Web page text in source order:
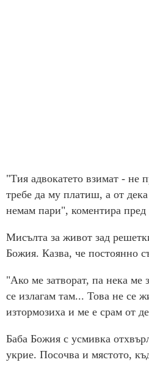
"Тия адвокатето взимат - не
требе да му платиш, а от
немам пари", коментира
Мисълта за живот зад
Божия. Казва, че постоянно
"Ако ме затворат, па нека ме
се излагам там... Това не се
изтормозиха и ме е срам от
Баба Божия с усмивка
укрие. Посочва и мястото,